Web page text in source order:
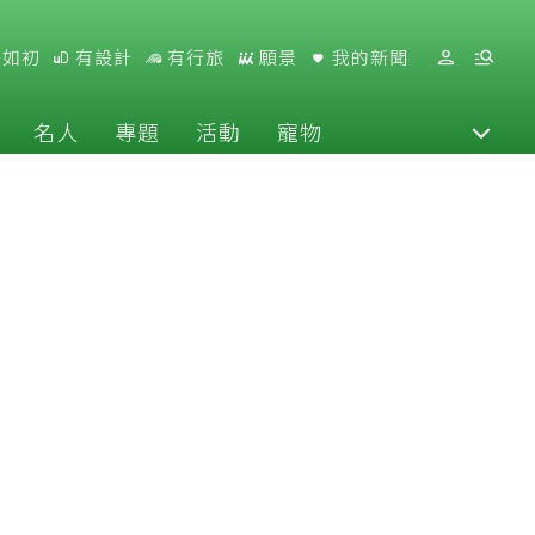
初 有設計 有行旅 願景 我的新聞
名人 專題 活動 寵物